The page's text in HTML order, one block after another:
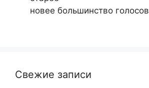
новее большинство голосов
Свежие записи